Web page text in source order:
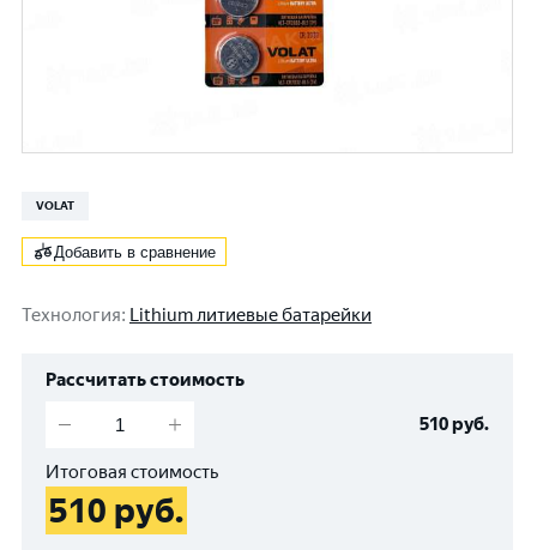
VOLAT
Добавить в сравнение
Технология: Lithium литиевые батарейки
Рассчитать стоимость
510руб.
Итоговая стоимость
510 руб.